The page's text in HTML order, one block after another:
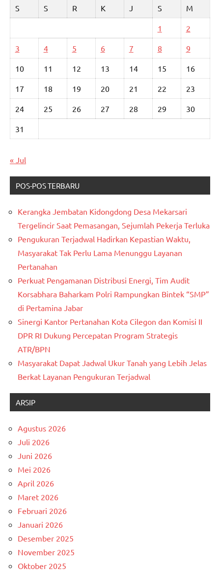
S
S R K J S M
1 2
3 4 5 6 7 8 9
10 11 12 13 14 15 16
17 18 19 20 21 22 23
24 25 26 27 28 29 30
31
« Jul
POS-POS TERBARU
Kerangka Jembatan Kidongdong Desa Mekarsari
Tergelincir Saat Pemasangan, Sejumlah Pekerja Terluka
Pengukuran Terjadwal Hadirkan Kepastian Waktu,
Masyarakat Tak Perlu Lama Menunggu Layanan
Pertanahan
Perkuat Pengamanan Distribusi Energi, Tim Audit
Korsabhara Baharkam Polri Rampungkan Bintek “SMP”
di Pertamina Jabar
Sinergi Kantor Pertanahan Kota Cilegon dan Komisi II
DPR RI Dukung Percepatan Program Strategis
ATR/BPN
Masyarakat Dapat Jadwal Ukur Tanah yang Lebih Jelas
Berkat Layanan Pengukuran Terjadwal
ARSIP
Agustus 2026
Juli 2026
Juni 2026
Mei 2026
April 2026
Maret 2026
Februari 2026
Januari 2026
Desember 2025
November 2025
Oktober 2025